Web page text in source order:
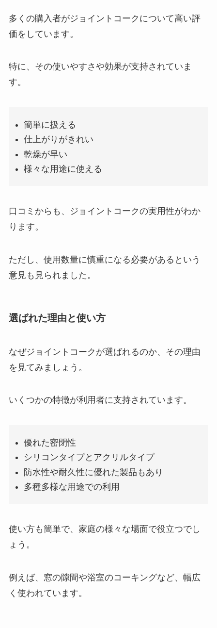
多くの購入者がジョイントコークについて高い評
価をしています。
特に、その使いやすさや効果が支持されていま
す。
簡単に扱える
仕上がりがきれい
乾燥が早い
様々な用途に使える
口コミからも、ジョイントコークの実用性がわか
ります。
ただし、使用数量に慎重になる必要があるという
意見も見られました。
選ばれた理由と使い方
なぜジョイントコークが選ばれるのか、その理由
を見てみましょう。
いくつかの特徴が利用者に支持されています。
優れた密閉性
シリコンタイプとアクリルタイプ
防水性や耐久性に優れた製品もあり
多種多様な用途での利用
使い方も簡単で、家庭の様々な場面で役立つでし
ょう。
例えば、窓の隙間や浴室のコーキングなど、幅広
く使われています。